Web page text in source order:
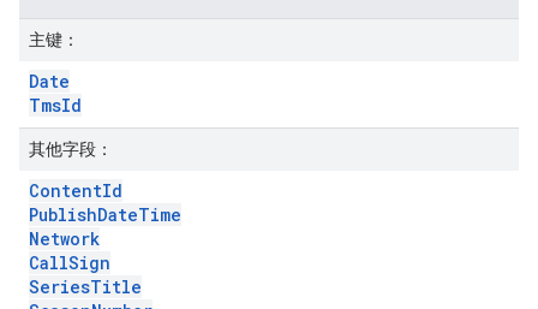
主键：
Date
TmsId
其他字段：
ContentId
PublishDateTime
Network
CallSign
SeriesTitle